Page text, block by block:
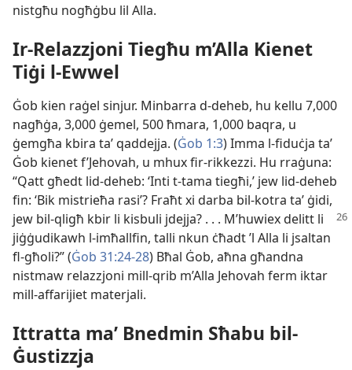
nistgħu nogħġbu lil Alla.
Ir-​Relazzjoni Tiegħu m’Alla Kienet
Tiġi l-​Ewwel
Ġob kien raġel sinjur. Minbarra d-​deheb, hu kellu 7,000
nagħġa, 3,000 ġemel, 500 ħmara, 1,000 baqra, u
ġemgħa kbira taʼ qaddejja. (Ġob 1:3) Imma l-​fiduċja taʼ
Ġob kienet f’Jehovah, u mhux fir-​rikkezzi. Hu rraġuna:
“Qatt għedt lid-​deheb: ‘Inti t-​tama tiegħi,’ jew lid-​deheb
fin: ‘Bik mistrieħa rasi’? Fraħt xi darba bil-​kotra taʼ ġidi,
jew bil-​qligħ kbir li kisbuli jdejja? . . . M’huwiex delitt li
jiġġudikawh l-​imħallfin, talli nkun ċħadt ’l Alla li jsaltan
fl-​għoli?” (Ġob 31:​24-28) Bħal Ġob, aħna għandna
nistmaw relazzjoni mill-​qrib m’Alla Jehovah ferm iktar
mill-​affarijiet materjali.
Ittratta maʼ Bnedmin Sħabu bil-​
Ġustizzja